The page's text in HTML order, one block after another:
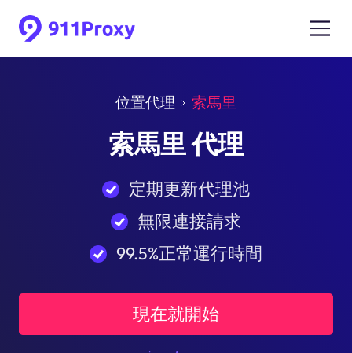
位置代理 索馬里
索馬里 代理
定期更新代理池
無限連接請求
99.5%正常運行時間
現在就開始